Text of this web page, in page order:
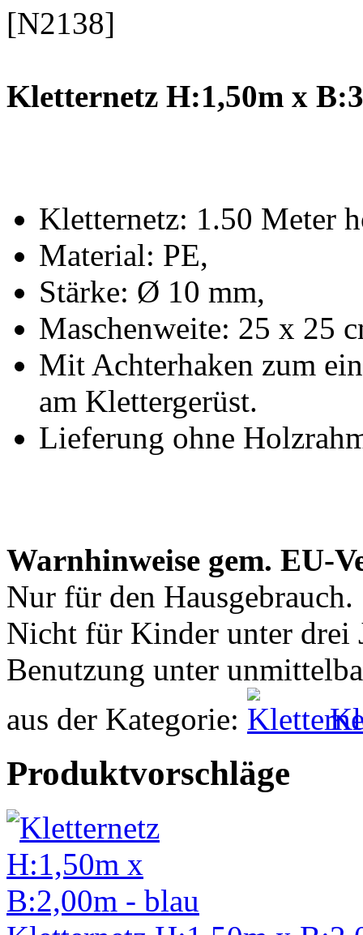
[N2138]
Kletternetz H:1,50m x
Kletternetz: 1.50 Meter
Material: PE,
Stärke: Ø 10 mm,
Maschenweite: 25 x 25
Mit Achterhaken zum
am Klettergerüst.
Lieferung ohne
Warnhinweise gem. EU-
Nur für den Hausgebrauch.
Nicht für Kinder unter drei
Benutzung unter
aus der Kategorie:
Produktvorschläge